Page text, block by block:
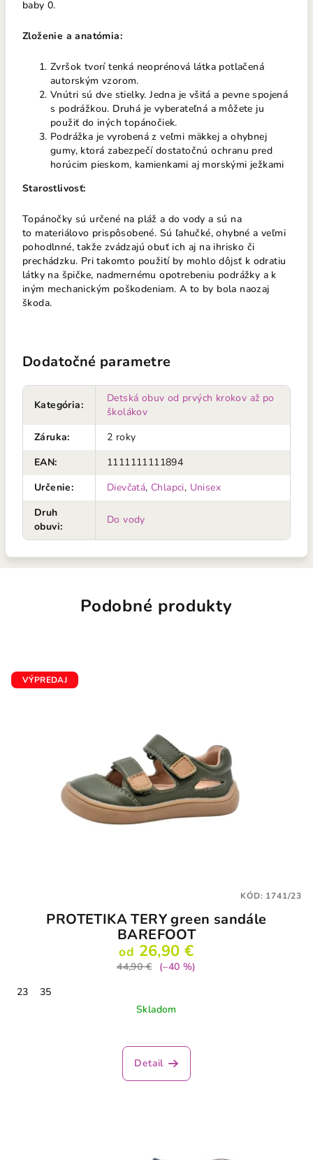
baby 0.
Zloženie a anatómia:
Zvršok tvorí tenká neoprénová látka potlačená
autorským vzorom.
Vnútri sú dve stielky. Jedna je všitá a pevne spojená
s podrážkou. Druhá je vyberateľná a môžete ju
použiť do iných topánočiek.
Podrážka je vyrobená z veľmi mäkkej a ohybnej
gumy, ktorá zabezpečí dostatočnú ochranu pred
horúcim pieskom, kamienkami aj morskými ježkami
Starostlivosť:
Topánočky sú určené na pláž a do vody a sú na
to materiálovo prispôsobené. Sú ľahučké, ohybné a veľmi
pohodlnné, takže zvádzajú obuť ich aj na ihrisko či
prechádzku. Pri takomto použití by mohlo dôjsť k odratiu
látky na špičke, nadmernému opotrebeniu podrážky a k
iným mechanickým poškodeniam. A to by bola naozaj
škoda.
Dodatočné parametre
Kategória:
Detská obuv od prvých krokov až po
školákov
Záruka:
2 roky
EAN:
1111111111894
Určenie: Dievčatá, Chlapci, Unisex
Druh
obuvi:
Do vody
Podobné produkty
VÝPREDAJ
PROTETIKA TERY green sandále
BAREFOOT
od 26,90 €
44,90 €
(–40 %)
23
35
Skladom
Detail
KÓD: 1741/23